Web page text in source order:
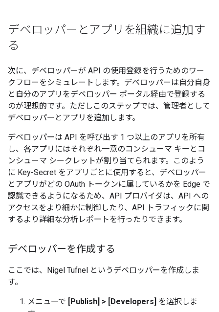
デベロッパーとアプリを組織に追加す
る
次に、デベロッパーが API の使用登録を行うためのワー
クフローをシミュレートします。デベロッパーは自分自身
と自分のアプリをデベロッパー ポータル経由で登録する
のが理想的です。ただしこのステップでは、管理者として
デベロッパーとアプリを追加します。
デベロッパーは API を呼び出す 1 つ以上のアプリを所有
し、各アプリにはそれぞれ一意のコンシューマ キーとコ
ンシューマ シークレットが割り当てられます。このよう
に Key-Secret をアプリごとに使用すると、デベロッパー
とアプリがどの OAuth トークンに属しているかを Edge で
認識できるようになるため、API プロバイダは、API への
アクセスをより細かに制御したり、API トラフィックに関
するより詳細な分析レポートを行ったりできます。
デベロッパーを作成する
ここでは、Nigel Tufnel というデベロッパーを作成しま
す。
メニューで [Publish] > [Developers] を選択しま